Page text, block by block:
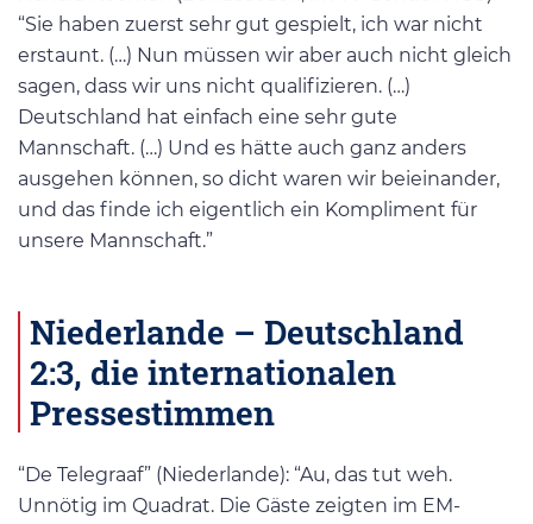
“Sie haben zuerst sehr gut gespielt, ich war nicht
erstaunt. (…) Nun müssen wir aber auch nicht gleich
sagen, dass wir uns nicht qualifizieren. (…)
Deutschland hat einfach eine sehr gute
Mannschaft. (…) Und es hätte auch ganz anders
ausgehen können, so dicht waren wir beieinander,
und das finde ich eigentlich ein Kompliment für
unsere Mannschaft.”
Niederlande – Deutschland
2:3, die internationalen
Pressestimmen
“De Telegraaf” (Niederlande): “Au, das tut weh.
Unnötig im Quadrat. Die Gäste zeigten im EM-